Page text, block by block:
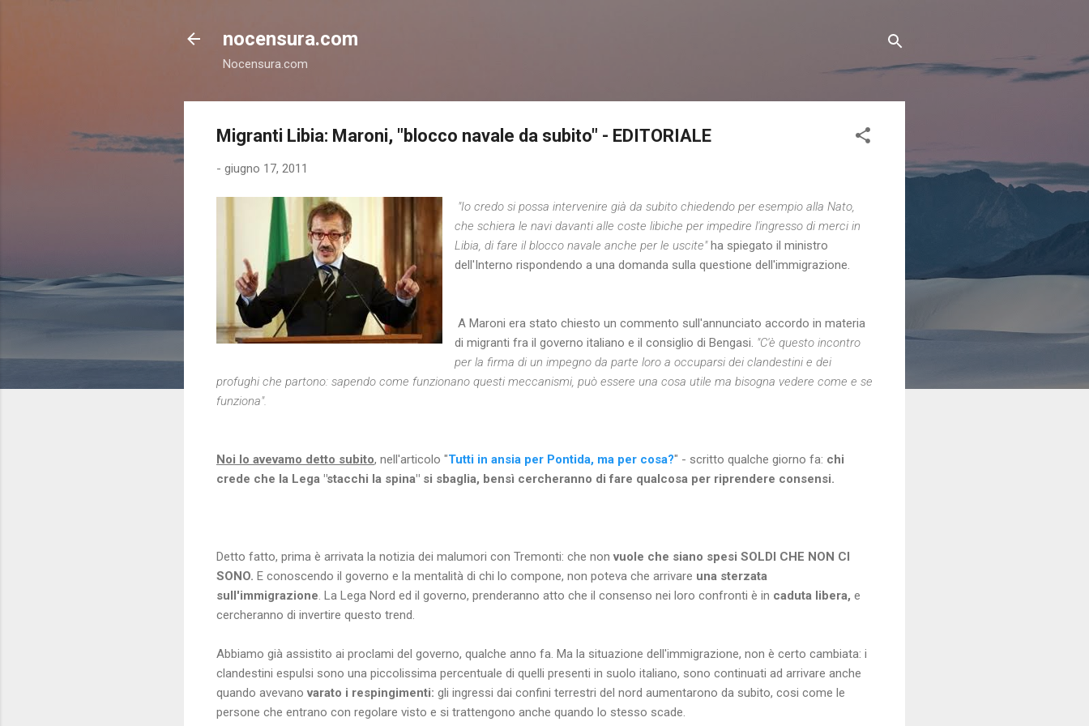
nocensura.com
Nocensura.com
Migranti Libia: Maroni, "blocco navale da subito" - EDITORIALE
- giugno 17, 2011
"Io credo si possa intervenire già da subito chiedendo per esempio alla Nato,
che schiera le navi davanti alle coste libiche per impedire l'ingresso di merci in
Libia, di fare il blocco navale anche per le uscite"ha spiegato il ministro
dell'Interno rispondendo a una domanda sulla questione dell'immigrazione.
A Maroni era stato chiesto un commento sull'annunciato accordo in materia
di migranti fra il governo italiano e il consiglio di Bengasi. "C'è questo incontro
per la firma di un impegno da parte loro a occuparsi dei clandestini e dei
profughi che partono: sapendo come funzionano questi meccanismi, può essere una cosa utile ma bisogna vedere come e se
funziona".
Noi lo avevamo detto subito, nell'articolo "Tutti in ansia per Pontida, ma per cosa?" - scritto qualche giorno fa: chi
crede che la Lega "stacchi la spina" si sbaglia, bensì cercheranno di fare qualcosa per riprendere consensi.
Detto fatto, prima è arrivata la notizia dei malumori con Tremonti: che nonvuole che siano spesi SOLDI CHE NON CI
SONO. E conoscendo il governo e la mentalità di chi lo compone, non poteva che arrivare una sterzata
sull'immigrazione . La Lega Nord ed il governo, prenderanno atto che il consenso nei loro confronti è in caduta libera, e
cercheranno di invertire questo trend.
Abbiamo già assistito ai proclami del governo, qualche anno fa. Ma la situazione dell'immigrazione, non è certo cambiata: i
clandestini espulsi sono una piccolissima percentuale di quelli presenti in suolo italiano, sono continuati ad arrivare anche
quando avevanovarato i respingimenti: gli ingressi dai confini terrestri del nord aumentarono da subito, cosi come le
persone che entrano con regolare visto e si trattengono anche quando lo stesso scade.